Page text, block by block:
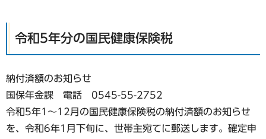
令和5年分の国民健康保険税
納付済額のお知らせ
国保年金課 電話 0545-55-2752
令和5年1〜12月の国民健康保険税の納付済額のお知らせ
を、令和6年1月下旬に、世帯主宛てに郵送します。確定申